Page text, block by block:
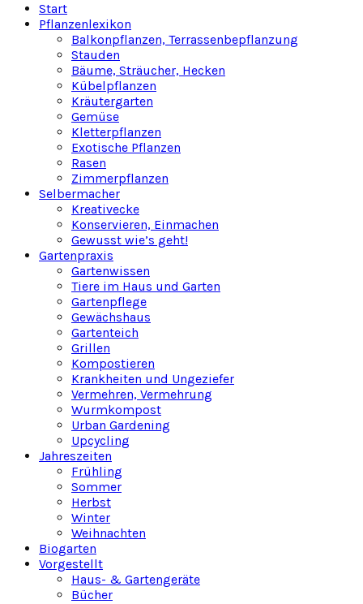
Start
Pflanzenlexikon
Balkonpflanzen, Terrassenbepflanzung
Stauden
Bäume, Sträucher, Hecken
Kübelpflanzen
Kräutergarten
Gemüse
Kletterpflanzen
Exotische Pflanzen
Rasen
Zimmerpflanzen
Selbermacher
Kreativecke
Konservieren, Einmachen
Gewusst wie’s geht!
Gartenpraxis
Gartenwissen
Tiere im Haus und Garten
Gartenpflege
Gewächshaus
Gartenteich
Grillen
Kompostieren
Krankheiten und Ungeziefer
Vermehren, Vermehrung
Wurmkompost
Urban Gardening
Upcycling
Jahreszeiten
Frühling
Sommer
Herbst
Winter
Weihnachten
Biogarten
Vorgestellt
Haus- & Gartengeräte
Bücher